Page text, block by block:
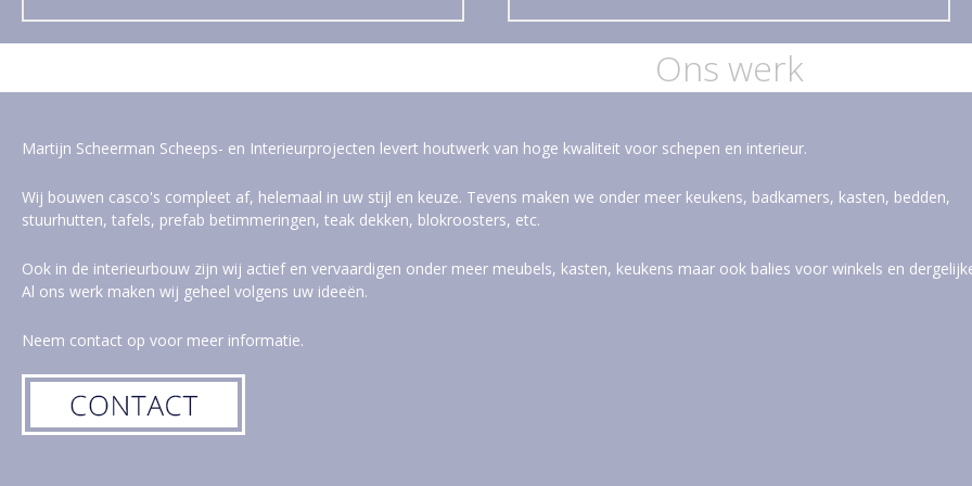
Ons werk
Martijn Scheerman Scheeps- en Interieurprojecten levert houtwerk van hoge kwaliteit voor schepen en interieur.
Wij bouwen casco's compleet af, helemaal in uw stijl en keuze. Tevens maken we onder meer keukens, badkamers, kasten, bedden,
stuurhutten, tafels, prefab betimmeringen, teak dekken, blokroosters, etc.
Ook in de interieurbouw zijn wij actief en vervaardigen onder meer meubels, kasten, keukens maar ook balies voor winkels en
Al ons werk maken wij geheel volgens uw ideeën.
Neem contact op voor meer informatie.